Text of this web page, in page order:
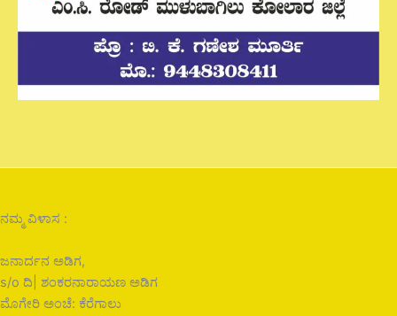
ನಮ್ಮ ವಿಳಾಸ :
ಜನಾರ್ದನ ಅಡಿಗ,
s/o ದಿ| ಶಂಕರನಾರಾಯಣ ಅಡಿಗ
ಮೊಗೇರಿ ಅಂಚೆ: ಕೆರೆಗಾಲು